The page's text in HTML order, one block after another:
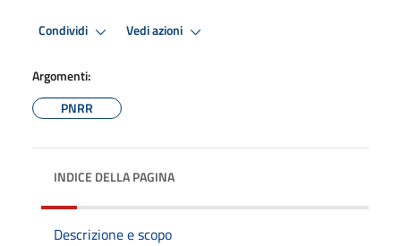
Condividi Vedi azioni
Argomenti:
PNRR
INDICE DELLA PAGINA
Descrizione e scopo